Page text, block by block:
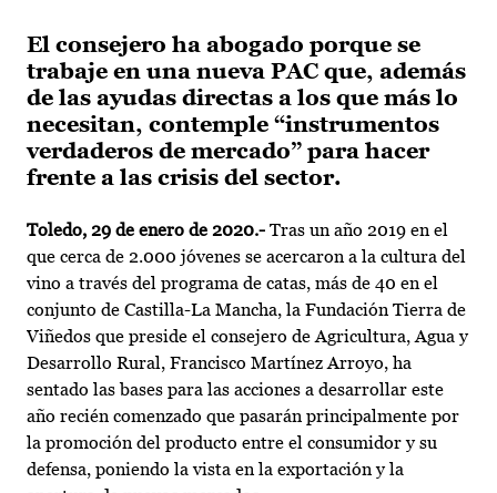
El consejero ha abogado porque se
trabaje en una nueva PAC que, además
de las ayudas directas a los que más lo
necesitan, contemple “instrumentos
verdaderos de mercado” para hacer
frente a las crisis del sector.
Toledo, 29 de enero de 2020.- Tras un año 2019 en el
que cerca de 2.000 jóvenes se acercaron a la cultura del
vino a través del programa de catas, más de 40 en el
conjunto de Castilla-La Mancha, la Fundación Tierra de
Viñedos que preside el consejero de Agricultura, Agua y
Desarrollo Rural, Francisco Martínez Arroyo, ha
sentado las bases para las acciones a desarrollar este
año recién comenzado que pasarán principalmente por
la promoción del producto entre el consumidor y su
defensa, poniendo la vista en la exportación y la